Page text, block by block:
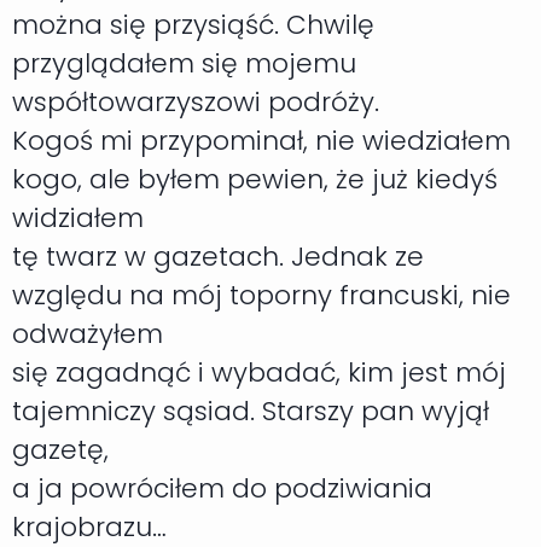
można się przysiąść. Chwilę
przyglądałem się mojemu
współtowarzyszowi podróży.
Kogoś mi przypominał, nie wiedziałem
kogo, ale byłem pewien, że już kiedyś
widziałem
tę twarz w gazetach. Jednak ze
względu na mój toporny francuski, nie
odważyłem
się zagadnąć i wybadać, kim jest mój
tajemniczy sąsiad. Starszy pan wyjął
gazetę,
a ja powróciłem do podziwiania
krajobrazu…